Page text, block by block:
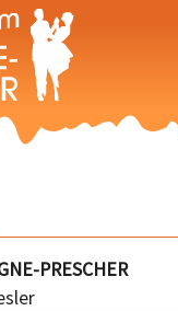
PRESCHER